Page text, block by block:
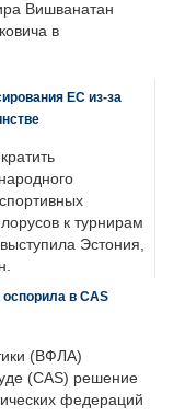
Вишванатан
в
ЕС из-за
к турнирам
Эстония,
в CAS
(ВФЛА)
(CAS) решение
федераций